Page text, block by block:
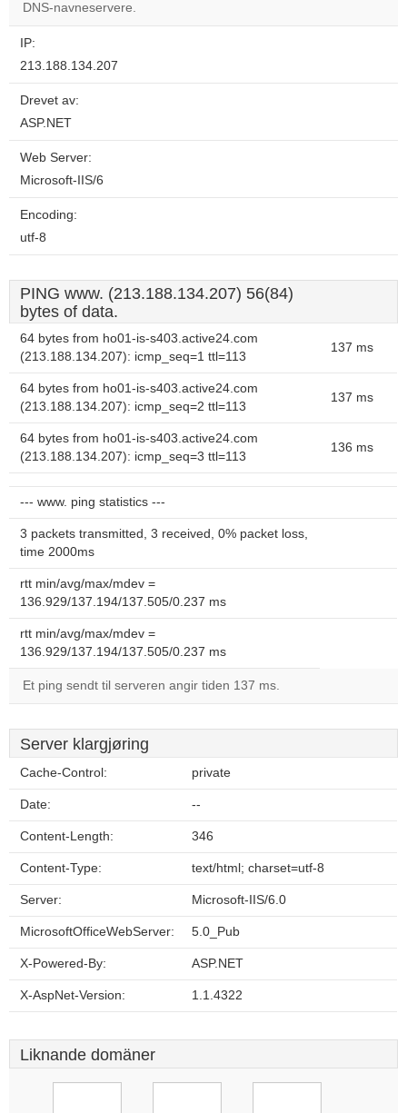
DNS-navneservere.
IP:
213.188.134.207
Drevet av:
ASP.NET
Web Server:
Microsoft-IIS/6
Encoding:
utf-8
PING www. (213.188.134.207) 56(84)
bytes of data.
64 bytes from ho01-is-s403.active24.com
(213.188.134.207): icmp_seq=1 ttl=113
137 ms
64 bytes from ho01-is-s403.active24.com
(213.188.134.207): icmp_seq=2 ttl=113
137 ms
64 bytes from ho01-is-s403.active24.com
(213.188.134.207): icmp_seq=3 ttl=113
136 ms
--- www. ping statistics ---
3 packets transmitted, 3 received, 0% packet loss,
time 2000ms
rtt min/avg/max/mdev =
136.929/137.194/137.505/0.237 ms
rtt min/avg/max/mdev =
136.929/137.194/137.505/0.237 ms
Et ping sendt til serveren angir tiden 137 ms.
Server klargjøring
Cache-Control: private
Date: --
Content-Length: 346
Content-Type: text/html; charset=utf-8
Server: Microsoft-IIS/6.0
MicrosoftOfficeWebServer: 5.0_Pub
X-Powered-By: ASP.NET
X-AspNet-Version: 1.1.4322
Liknande domäner